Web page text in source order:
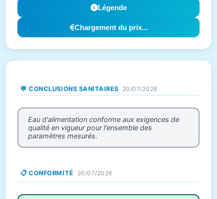
Légende
Chargement du prix...
💬 CONCLUSIONS SANITAIRES 20/07/2026
Eau d'alimentation conforme aux exigences de
qualité en vigueur pour l'ensemble des
paramètres mesurés.
📋 CONFORMITÉ 20/07/2026